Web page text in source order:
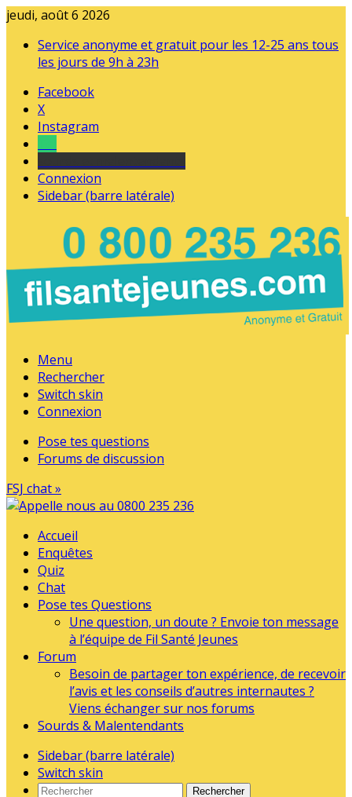
jeudi, août 6 2026
Service anonyme et gratuit pour les 12-25 ans tous
les jours de 9h à 23h
Facebook
X
Instagram
Connexion
Sidebar (barre latérale)
Menu
Rechercher
Switch skin
Connexion
Pose tes questions
Forums de discussion
FSJ chat »
Accueil
Enquêtes
Quiz
Chat
Pose tes Questions
Une question, un doute ? Envoie ton message
à l’équipe de Fil Santé Jeunes
Forum
Besoin de partager ton expérience, de recevoir
l’avis et les conseils d’autres internautes ?
Viens échanger sur nos forums
Sourds & Malentendants
Sidebar (barre latérale)
Switch skin
Rechercher